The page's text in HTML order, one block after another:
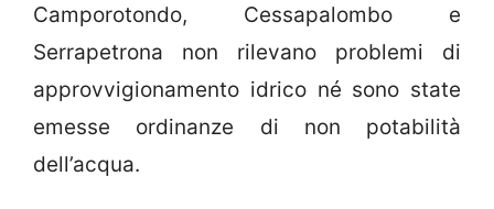
Camporotondo, Cessapalombo e
Serrapetrona non rilevano problemi di
approvvigionamento idrico né sono state
emesse ordinanze di non potabilità
dell’acqua.